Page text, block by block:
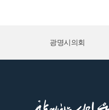
광명시의회